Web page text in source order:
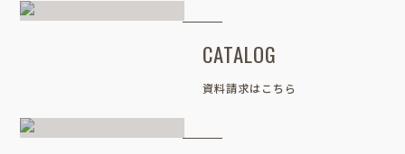
CATALOG
資料請求はこちら